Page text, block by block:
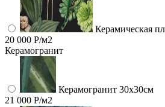
Керамическая
20 000 Р/м2
Керамогранит
Керамогранит 30х30см
21 000 Р/м2